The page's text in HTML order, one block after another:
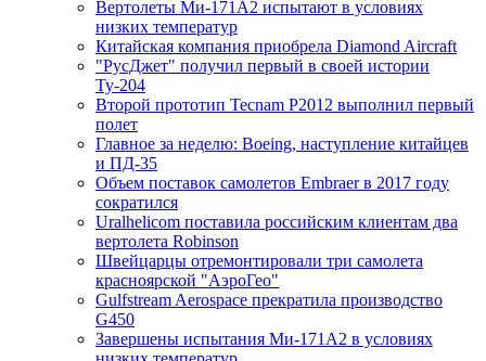
Вертолеты Ми-171А2 испытают в условиях
низких температур
Китайская компания приобрела Diamond Aircraft
"РусДжет" получил первый в своей истории
Ту-204
Второй прототип Tecnam P2012 выполнил первый
полет
Главное за неделю: Boeing, наступление китайцев
и ПД-35
Объем поставок самолетов Embraer в 2017 году
сократился
Uralhelicom поставила российским клиентам два
вертолета Robinson
Швейцарцы отремонтировали три самолета
красноярской "АэроГео"
Gulfstream Aerospace прекратила производство
G450
Завершены испытания Ми-171А2 в условиях